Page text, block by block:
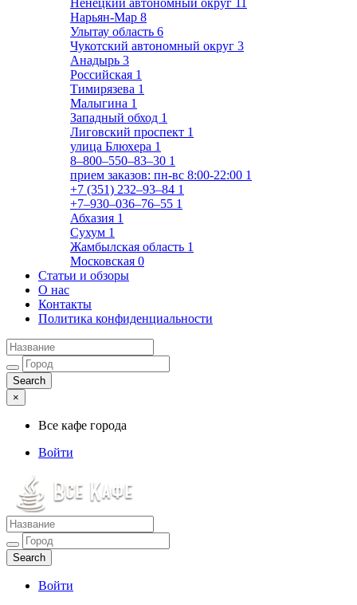
Ненецкий автономный округ 11
Нарьян-Мар 8
Улытау область 6
Чукотский автономный округ 3
Анадырь 3
Российская 1
Тимирязева 1
Малыгина 1
Западный обход 1
Лиговский проспект 1
улица Блюхера 1
8‒800‒550‒83‒30 1
прием заказов: пн-вс 8:00-22:00 1
+7 (351) 232‒93‒84 1
+7‒930‒036‒76‒55 1
Абхазия 1
Сухум 1
Жамбылская область 1
Московская 0
Статьи и обзоры
О нас
Контакты
Политика конфиденциальности
×
Все кафе города
Войти
Все кафе города
Каталог хороших кафе
Войти